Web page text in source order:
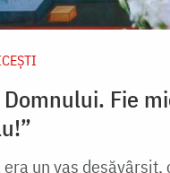
Fie
un vas desăvârșit,